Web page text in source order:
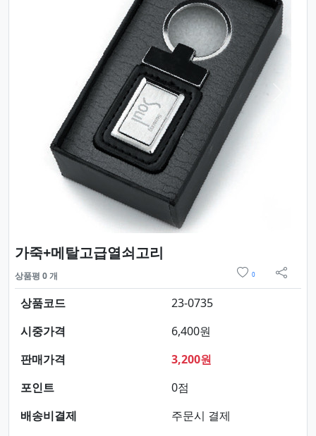
Previous
가죽+메탈고급열쇠고리
상품평 0 개 0
sns 공
상품코드
23-0735
시중가격
6,400원
판매가격
3,200원
포인트
0점
배송비결제
주문시 결제